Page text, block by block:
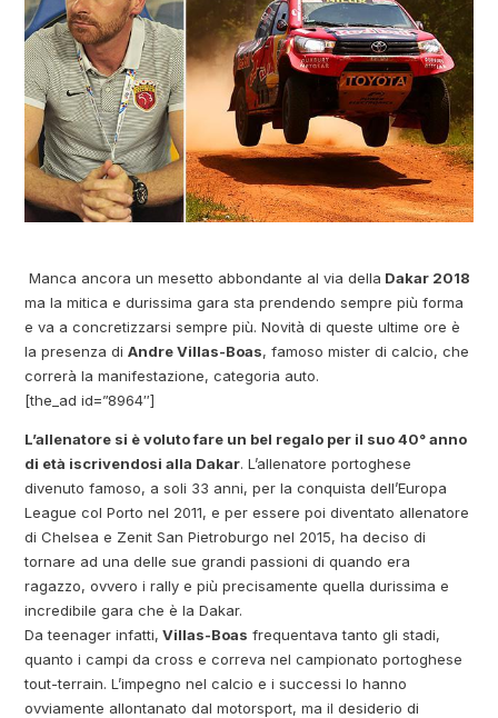
Manca ancora un mesetto abbondante al via della Dakar 2018
ma la mitica e durissima gara sta prendendo sempre più forma
e va a concretizzarsi sempre più. Novità di queste ultime ore è
la presenza diAndre Villas-Boas, famoso mister di calcio, che
correrà la manifestazione, categoria auto.
[the_ad id=”8964″]
L’allenatore si è voluto fare un bel regalo per il suo 40° anno
di età iscrivendosi alla Dakar. L’allenatore portoghese
divenuto famoso, a soli 33 anni, per la conquista dell’Europa
League col Porto nel 2011, e per essere poi diventato allenatore
di Chelsea e Zenit San Pietroburgo nel 2015, ha deciso di
tornare ad una delle sue grandi passioni di quando era
ragazzo, ovvero i rally e più precisamente quella durissima e
incredibile gara che è la Dakar.
Da teenager infatti, Villas-Boas frequentava tanto gli stadi,
quanto i campi da cross e correva nel campionato portoghese
tout-terrain. L’impegno nel calcio e i successi lo hanno
ovviamente allontanato dal motorsport, ma il desiderio di